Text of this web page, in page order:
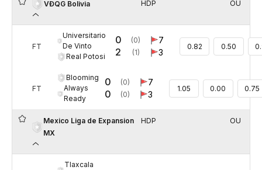
VĐQG Bolivia HDP OU
FT
Universitario
De Vinto
Real Potosi
0
2
(0)
(1)
7
3
0.82 0.50
FT
Blooming
Always
Ready
0
0
(0)
(0)
7
3
1.05 0.00 0.75
Mexico Liga de Expansion
MX
HDP OU
Tlaxcala